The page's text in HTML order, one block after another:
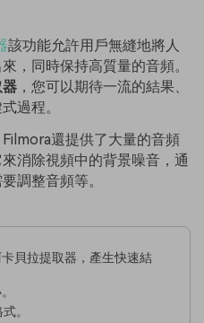
該功能允許用戶無縫地將人
，同時保持高質量的音頻。
，您可以期待一流的結果、
過程。
Filmora還提供了大量的音頻
消除視頻中的背景噪音，通
調整音頻等。
貝拉提取器，產生快速結
。